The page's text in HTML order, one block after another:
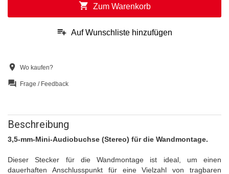
shopping_cart Zum Warenkorb
playlist_add Auf Wunschliste hinzufügen
location_on Wo kaufen?
question_answer Frage / Feedback
Beschreibung
3,5-mm-Mini-Audiobuchse (Stereo) für die Wandmontage.
Dieser Stecker für die Wandmontage ist ideal, um einen
dauerhaften Anschlusspunkt für eine Vielzahl von tragbaren